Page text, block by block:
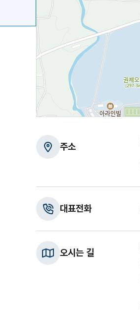
주소
대표전화
오시는 길